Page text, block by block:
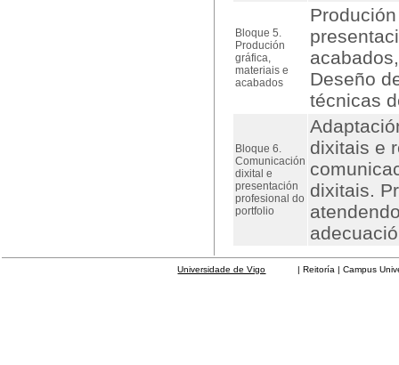
Bloque 5.
Produción
gráfica,
materiais e
acabados
Deseño
técnicas
Bloque 6.
Comunicación
dixital e
presentación
profesional do
portfolio
dixitais e
dixitais.
Universidade de Vigo | Reitoría | Campus